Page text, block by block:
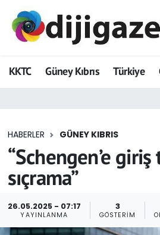
KKTC Güney Kıbrıs Türkiye
HABERLER GÜNEY KIBRIS
“Schengen’e
sıçrama”
26.05.2025 - 07:17
YAYINLANMA
3
GÖSTERIM
ADVERTORIAL
Dijigazete
Eğitim
Ekonomi
GEZİ
Hava Durumu
Trafik Durumu
Tüm Manşetler
Son Dakika Haberleri